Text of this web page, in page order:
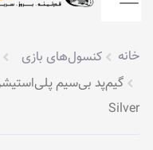
خانه کنسول‌های بازی
Silver